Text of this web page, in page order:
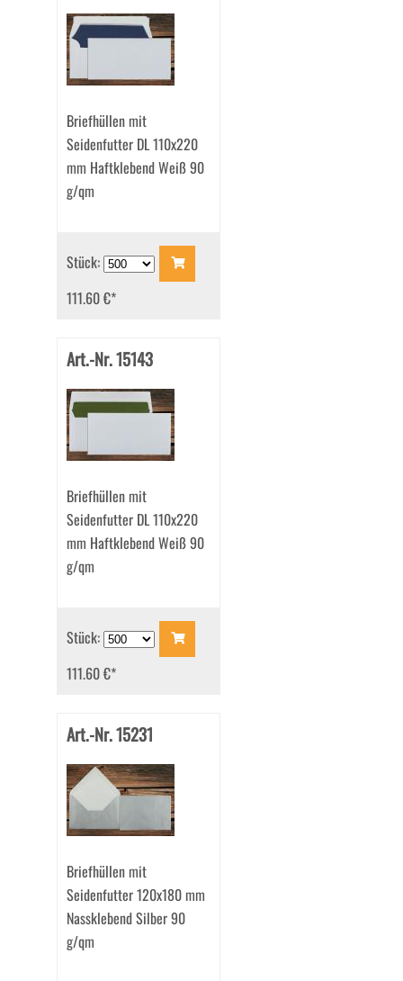
Briefhüllen mit
Seidenfutter DL 110x220
mm Haftklebend Weiß 90
g/qm
Stück:
111.60 €*
Art.-Nr. 15143
Briefhüllen mit
Seidenfutter DL 110x220
mm Haftklebend Weiß 90
g/qm
Stück:
111.60 €*
Art.-Nr. 15231
Briefhüllen mit
Seidenfutter 120x180 mm
Nassklebend Silber 90
g/qm